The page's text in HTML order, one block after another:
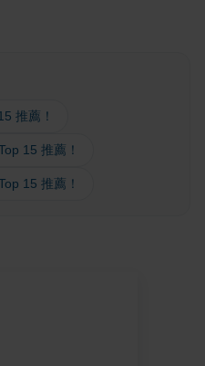
推薦！
15 推薦！
15 推薦！